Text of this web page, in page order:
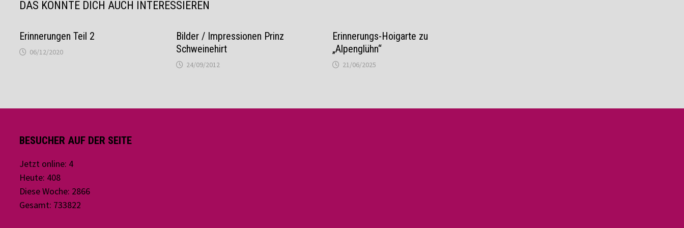
DAS KÖNNTE DICH AUCH INTERESSIEREN
Erinnerungen Teil 2
06/12/2020
Bilder / Impressionen Prinz
Schweinehirt
24/09/2012
Erinnerungs-Hoigarte zu
„Alpenglühn“
21/06/2025
BESUCHER AUF DER SEITE
Jetzt online: 4
Heute: 408
Diese Woche: 2866
Gesamt: 733822